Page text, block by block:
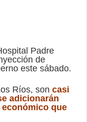
Padre
de
este sábado.
Ríos, soncasi
adicionarán
que